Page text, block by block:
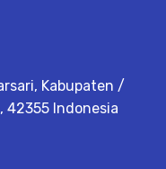
Kabupaten /
42355 Indonesia